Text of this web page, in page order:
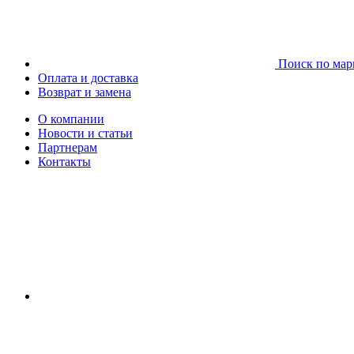
Поиск по
Оплата и доставка
Возврат и замена
О компании
Новости и статьи
Партнерам
Контакты